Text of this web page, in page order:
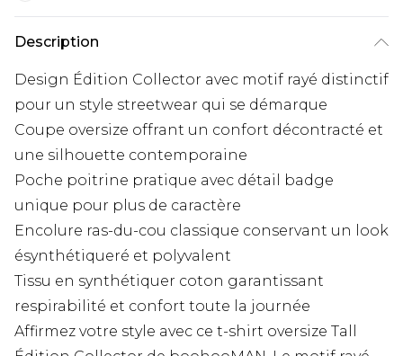
Description
Design Édition Collector avec motif rayé distinctif
pour un style streetwear qui se démarque
Coupe oversize offrant un confort décontracté et
une silhouette contemporaine
Poche poitrine pratique avec détail badge
unique pour plus de caractère
Encolure ras-du-cou classique conservant un look
ésynthétiqueré et polyvalent
Tissu en synthétiquer coton garantissant
respirabilité et confort toute la journée
Affirmez votre style avec ce t-shirt oversize Tall